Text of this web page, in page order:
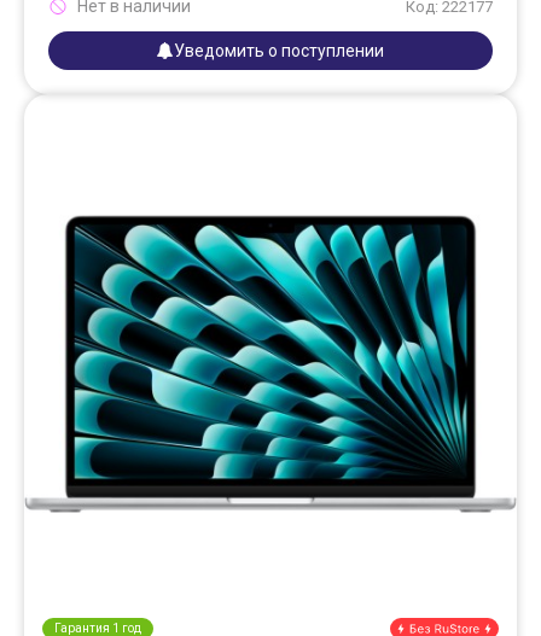
Код: 222177
Нет в наличии
Уведомить о поступлении
Гарантия 1 год